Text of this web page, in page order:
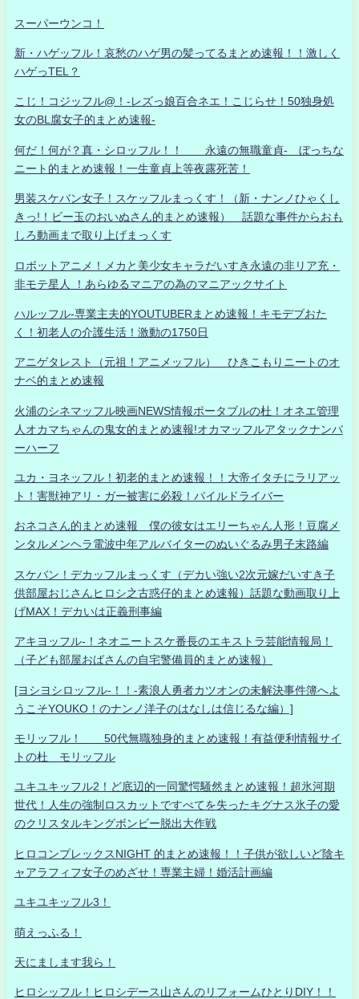
スーパーウンコ！
新・ハゲッフル！哀愁のハゲ男の髪ってるまとめ速報！！激しく
ハゲっTEL？
こじ！コジッフル@！-レズっ娘百合ネエ！こじらせ！50独身処
女のBL腐女子的まとめ速報-
何だ！何が？真・シロッフル！！ 永遠の無職童貞- ぼっちな
ニート的まとめ速報！一生童貞上等夜露死苦！
男装スケバン女子！スケッフルまっくす！（新・ナンノひゃくし
きっ!！ビー玉のおいぬさん的まとめ速報） 話題な事件からおも
しろ動画まで取り上げまっくす
ロボットアニメ！メカと美少女キャラだいすき永遠の非リア充・
非モテ星人 ！あらゆるマニアの為のマニアックサイト
ハルッフル-専業主夫的YOUTUBERまとめ速報！キモデブおた
く！初老人の介護生活！激動の1750日
アニゲタレスト（元祖！アニメッフル） ひきこもりニートのオ
ナベ的まとめ速報
火浦のシネマッフル映画NEWS情報ポータブルの杜！オネエ管理
人オカマちゃんの鬼女的まとめ速報!オカマッフルアタックナンバ
ーハーフ
ユカ・ヨネッフル！初老的まとめ速報！！大帝イタチにラリアッ
ト！害獣神アリ・ガー被害に必殺！パイルドライバー
おネコさん的まとめ速報 僕の彼女はエリーちゃん人形！豆腐メ
ンタルメンヘラ電波中年アルバイターのぬいぐるみ男子末路編
スケバン！デカッフルまっくす（デカい強い2次元嫁だいすき子
供部屋おじさんヒロシ之古惑仔的まとめ速報）話題な動画取り上
げMAX！デカいは正義刑事編
アキヨッフル-！ネオニートスケ番長のエキストラ芸能情報局！
（子ども部屋おばさんの自宅警備員的まとめ速報）
[ヨシヨシロッフル-！！-素浪人勇者カツオンの未解決事件簿へよ
うこそYOUKO！のナンノ洋子のはなしは信じるな編）]
モリッフル！ 50代無職独身的まとめ速報！有益便利情報サイ
トの杜 モリッフル
ユキユキッフル2！ど底辺的一同驚愕騒然まとめ速報！超氷河期
世代！人生の強制ロスカットですべてを失ったキグナス氷子の愛
のクリスタルキングボンビー脱出大作戦
ヒロコンプレックスNIGHT 的まとめ速報！！子供が欲しいど陰キ
ャアラフィフ女子のめざせ！専業主婦！婚活計画編
ユキユキッフル3！
萌えっふる！
天にまします我ら！
ヒロシッフル！ヒロシデース山さんのリフォームひとりDIY！！